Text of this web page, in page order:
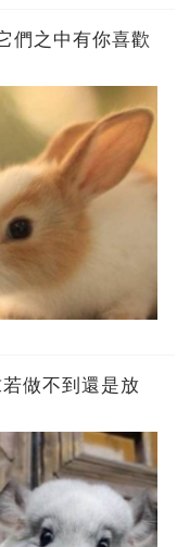
們之中有你喜歡
做不到還是放